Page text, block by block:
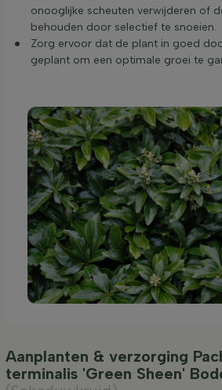
onooglijke scheuten verwijderen of
behouden door selectief te snoeien.
Zorg ervoor dat de plant in goed
geplant om een optimale groei te
Aanplanten & verzorging
terminalis 'Green Sheen'